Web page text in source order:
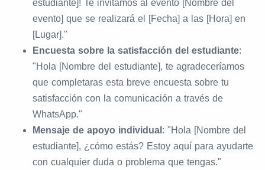
estudiante]! Te invitamos al evento [Nombre del
evento] que se realizará el [Fecha] a las [Hora] en
[Lugar]."
Encuesta sobre la satisfacción del estudiante:
"Hola [Nombre del estudiante], te agradeceríamos
que completaras esta breve encuesta sobre tu
satisfacción con la comunicación a través de
WhatsApp."
Mensaje de apoyo individual : "Hola [Nombre del
estudiante], ¿cómo estás? Estoy aquí para ayudarte
con cualquier duda o problema que tengas."